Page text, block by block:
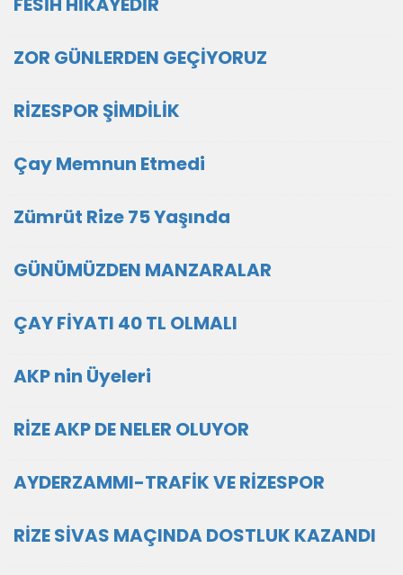
ZOR GÜNLERDEN GEÇİYORUZ
RİZESPOR ŞİMDİLİK
Çay Memnun Etmedi
Zümrüt Rize 75 Yaşında
GÜNÜMÜZDEN MANZARALAR
ÇAY FİYATI 40 TL OLMALI
AKP nin Üyeleri
RİZE AKP DE NELER OLUYOR
AYDERZAMMI-TRAFİK VE RİZESPOR
RİZE SİVAS MAÇINDA DOSTLUK KAZANDI